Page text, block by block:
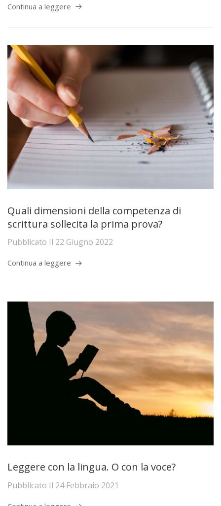
Continua a leggere
Quali dimensioni della competenza di
scrittura sollecita la prima prova?
Pubblicato Il 22 Giugno 2022
Continua a leggere
Leggere con la lingua. O con la voce?
Pubblicato Il 24 Febbraio 2021